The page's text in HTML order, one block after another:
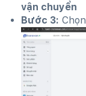
vận chuyển
Bước 3: Chọn